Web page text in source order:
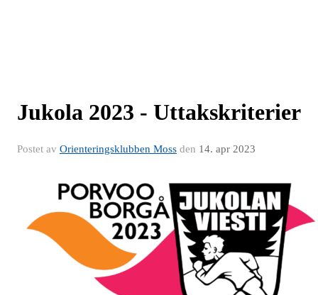
Jukola 2023 - Uttakskriterier
Postet av Orienteringsklubben Moss den 14. apr 2023